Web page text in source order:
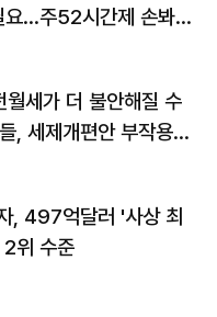
요…주52시간제 손봐
월세가 더 불안해질 수
, 세제개편안 부작용
, 497억달러 '사상 최
위 수준